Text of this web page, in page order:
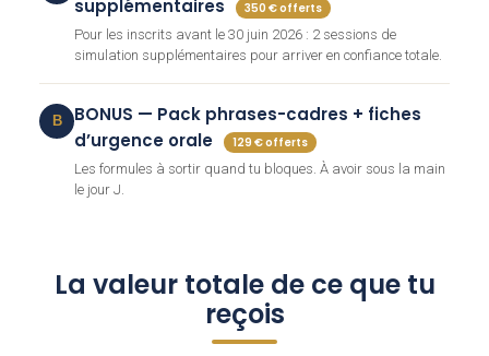
supplémentaires
350 € offerts
Pour les inscrits avant le 30 juin 2026 : 2 sessions de
simulation supplémentaires pour arriver en confiance totale.
B
BONUS — Pack phrases-cadres + fiches
d’urgence orale
129 € offerts
Les formules à sortir quand tu bloques. À avoir sous la main
le jour J.
La valeur totale de ce que tu
reçois